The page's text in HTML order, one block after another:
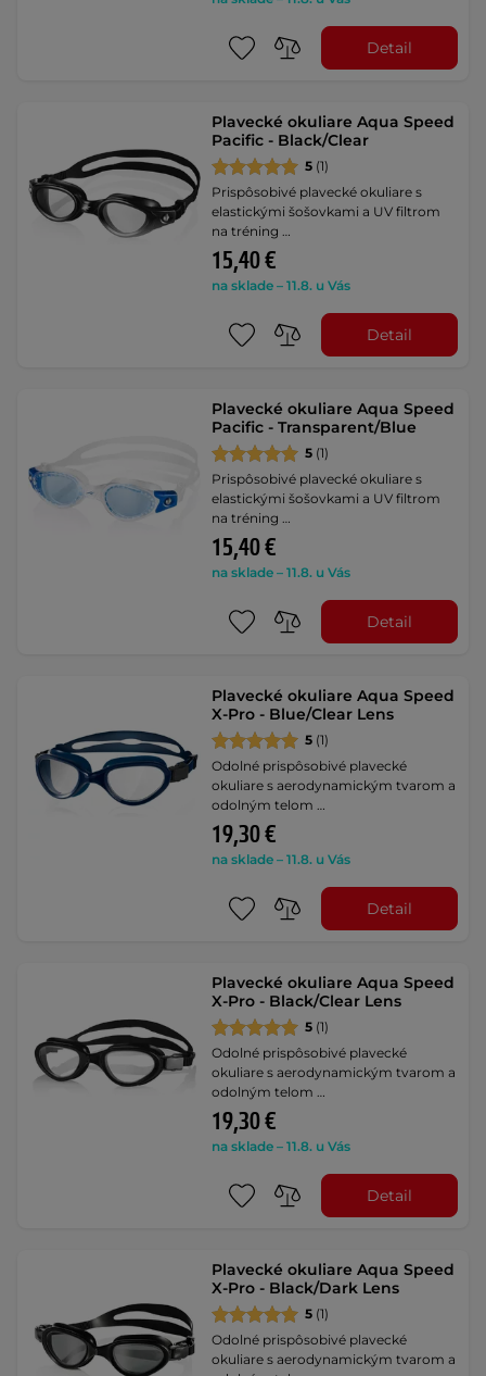
Detail
Plavecké okuliare Aqua Speed
Pacific - Black/Clear
5 (1)
Prispôsobivé plavecké okuliare s
elastickými šošovkami a UV filtrom
na tréning …
15,40 €
na sklade – 11.8. u Vás
Detail
Plavecké okuliare Aqua Speed
Pacific - Transparent/Blue
5 (1)
Prispôsobivé plavecké okuliare s
elastickými šošovkami a UV filtrom
na tréning …
15,40 €
na sklade – 11.8. u Vás
Detail
Plavecké okuliare Aqua Speed
X-Pro - Blue/Clear Lens
5 (1)
Odolné prispôsobivé plavecké
okuliare s aerodynamickým tvarom a
odolným telom …
19,30 €
na sklade – 11.8. u Vás
Detail
Plavecké okuliare Aqua Speed
X-Pro - Black/Clear Lens
5 (1)
Odolné prispôsobivé plavecké
okuliare s aerodynamickým tvarom a
odolným telom …
19,30 €
na sklade – 11.8. u Vás
Detail
Plavecké okuliare Aqua Speed
X-Pro - Black/Dark Lens
5 (1)
Odolné prispôsobivé plavecké
okuliare s aerodynamickým tvarom a